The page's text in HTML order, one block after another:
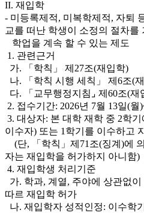
II. 재입학
- 미등록제적, 미복학제적, 자퇴
교를 떠난 학생이 소정의 절차를
학업을 계속 할 수 있는 제도
1. 관련근거
가. 「학칙」 제27조(재입학)
나. 「학칙 시행 세칙」 제6조(
다. 「교무행정지침⌟ 제60조(재
2. 접수기간: 2026년 7월 13일(월
3. 대상자: 본 대학 재학 중 2학
이수자) 또는 1학기를 이수하고
(단, 「학칙」제71조(징계)에
자는 재입학을 허가하지 아니함)
4. 재입학생 처리기준
가. 학과, 계열, 주야에 상관없
따르 재입학 허가
나. 재입학자 성적인정: 이수학